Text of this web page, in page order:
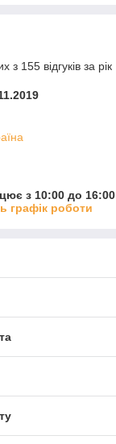
з 155 відгуків за рік
з 10:00 до 16:00
графік роботи